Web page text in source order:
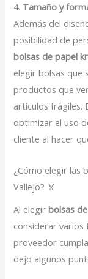
4. Tamaño y
Además del
posibilidad de
bolsas de papel
elegir bolsas que
productos que
artículos frágiles.
optimizar el uso
cliente al hacer
¿Cómo elegir las
Vallejo? 🏅
Al elegirbolsas
considerar
proveedor
dejo algunos